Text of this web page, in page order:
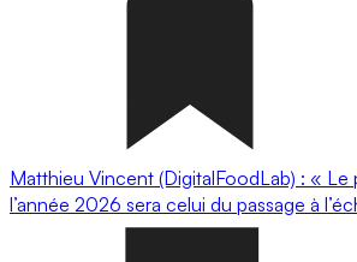
Matthieu Vincent (DigitalFoodLab) : « Le
l’année 2026 sera celui du passage à